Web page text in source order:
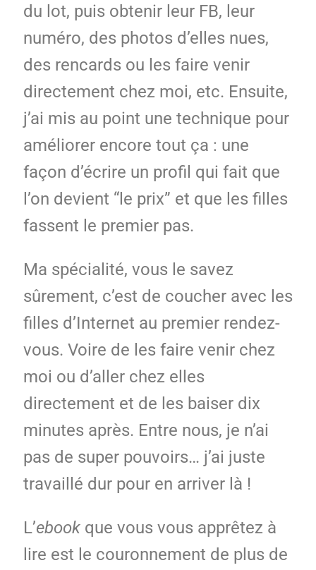
du lot, puis obtenir leur FB, leur
numéro, des photos d’elles nues,
des rencards ou les faire venir
directement chez moi, etc. Ensuite,
j’ai mis au point une technique pour
améliorer encore tout ça : une
façon d’écrire un profil qui fait que
l’on devient “le prix” et que les filles
fassent le premier pas.
Ma spécialité, vous le savez
sûrement, c’est de coucher avec les
filles d’Internet au premier rendez-
vous. Voire de les faire venir chez
moi ou d’aller chez elles
directement et de les baiser dix
minutes après. Entre nous, je n’ai
pas de super pouvoirs… j’ai juste
travaillé dur pour en arriver là !
L’ebook que vous vous apprêtez à
lire est le couronnement de plus de